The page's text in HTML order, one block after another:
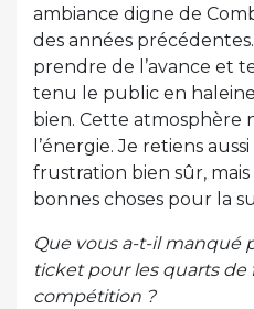
ambiance digne de
des années
prendre de l’avance et
tenu le public en
bien. Cette atmosphère
l’énergie. Je retiens
frustration bien sûr,
bonnes choses pour la
Que vous a-t-il manqué
ticket pour les quarts de
compétition ?